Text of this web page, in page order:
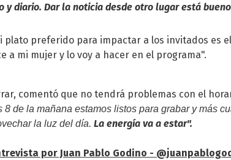
y diario. Dar la noticia desde otro lugar está
plato preferido para impactar a los invitados es
a mi mujer y lo voy a hacer en el programa".
comentó que no tendrá problemas con el
8 de la mañana estamos listos para grabar y más
la luz del día. La energía va a estar".
por Juan Pablo Godino -